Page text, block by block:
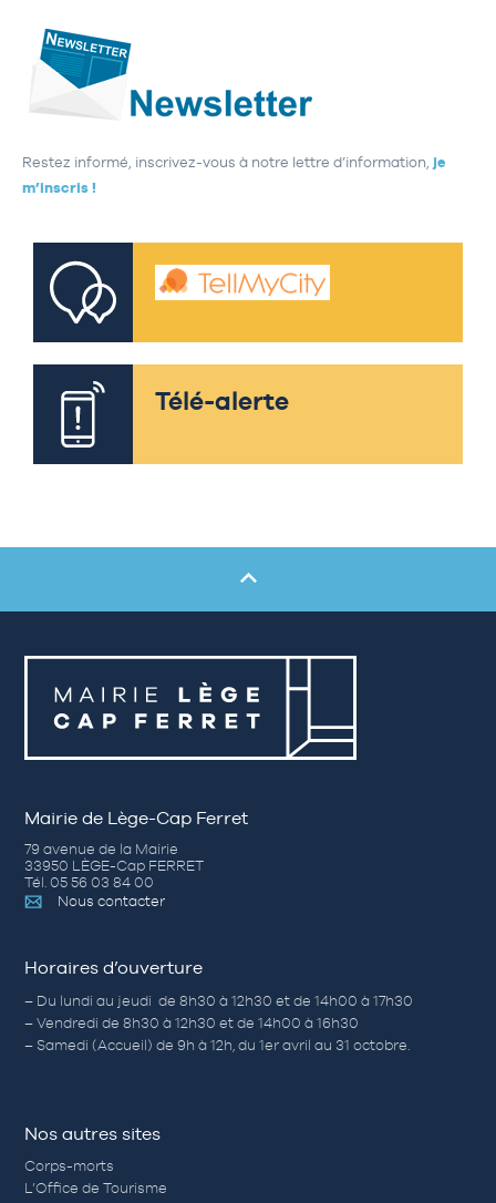
Restez informé, inscrivez-vous à notre lettre d’information, je
m’inscris !
Télé-alerte
Mairie de Lège-Cap Ferret
79 avenue de la Mairie
33950 LÈGE-Cap FERRET
Tél. 05 56 03 84 00
Nous contacter
Horaires d’ouverture
– Du lundi au jeudi de 8h30 à 12h30 et de 14h00 à 17h30
– Vendredi de 8h30 à 12h30 et de 14h00 à 16h30
– Samedi (Accueil) de 9h à 12h, du 1er avril au 31 octobre.
Nos autres sites
Corps-morts
L’Office de Tourisme